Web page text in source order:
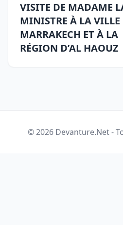
VISITE DE MADAME
MINISTRE À LA VILLE
MARRAKECH ET À LA
RÉGION D’AL HAOUZ
© 2026 Devanture.Net -